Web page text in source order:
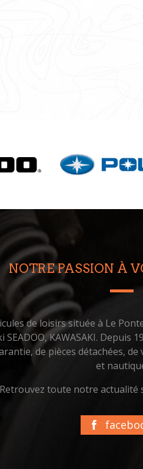
NOTRE PASSION À
de loisirs située à Le
KAWASAKI.
de pièces détachées,
et
Retrouvez toute notre actualité